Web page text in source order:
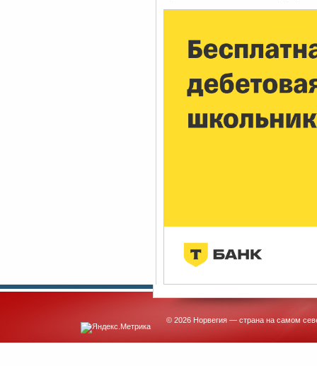
© 2026 Норвегия — страна на самом